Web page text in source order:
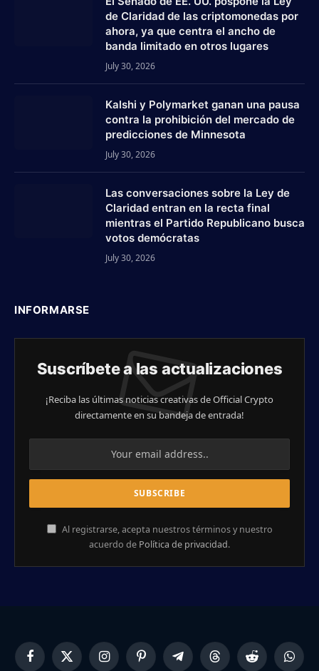
de Claridad de las criptomonedas por
ahora, ya que centra el ancho de
banda limitado en otros lugares
July 30, 2026
Kalshi y Polymarket ganan una pausa
contra la prohibición del mercado de
predicciones de Minnesota
July 30, 2026
Las conversaciones sobre la Ley de
Claridad entran en la recta final
mientras el Partido Republicano busca
votos demócratas
July 30, 2026
INFORMARSE
Suscríbete a las actualizaciones
¡Reciba las últimas noticias creativas de Official Crypto
directamente en su bandeja de entrada!
Al registrarse, acepta nuestros términos y nuestro
acuerdo de Política de privacidad.
FacebookX
InstagramPinterestTelegramThreads Reddit